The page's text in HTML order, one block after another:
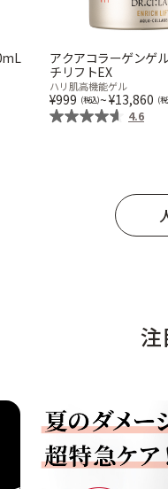
アクアコラーゲンゲ
チリフトEX
ハリ肌高機能ゲル
999 ~ 13,860
4.6